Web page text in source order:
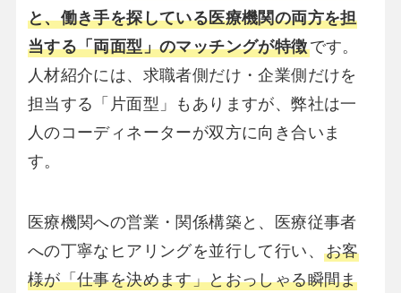
と、働き手を探している医療機関の両方を担
当する「両面型」のマッチングが特徴です。
人材紹介には、求職者側だけ・企業側だけを
担当する「片面型」もありますが、弊社は一
人のコーディネーターが双方に向き合いま
す。
医療機関への営業・関係構築と、医療従事者
への丁寧なヒアリングを並行して行い、お客
様が「仕事を決めます」とおっしゃる瞬間ま